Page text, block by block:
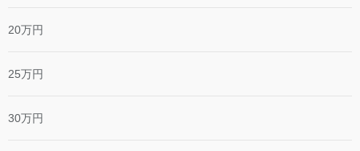
20万円
25万円
30万円